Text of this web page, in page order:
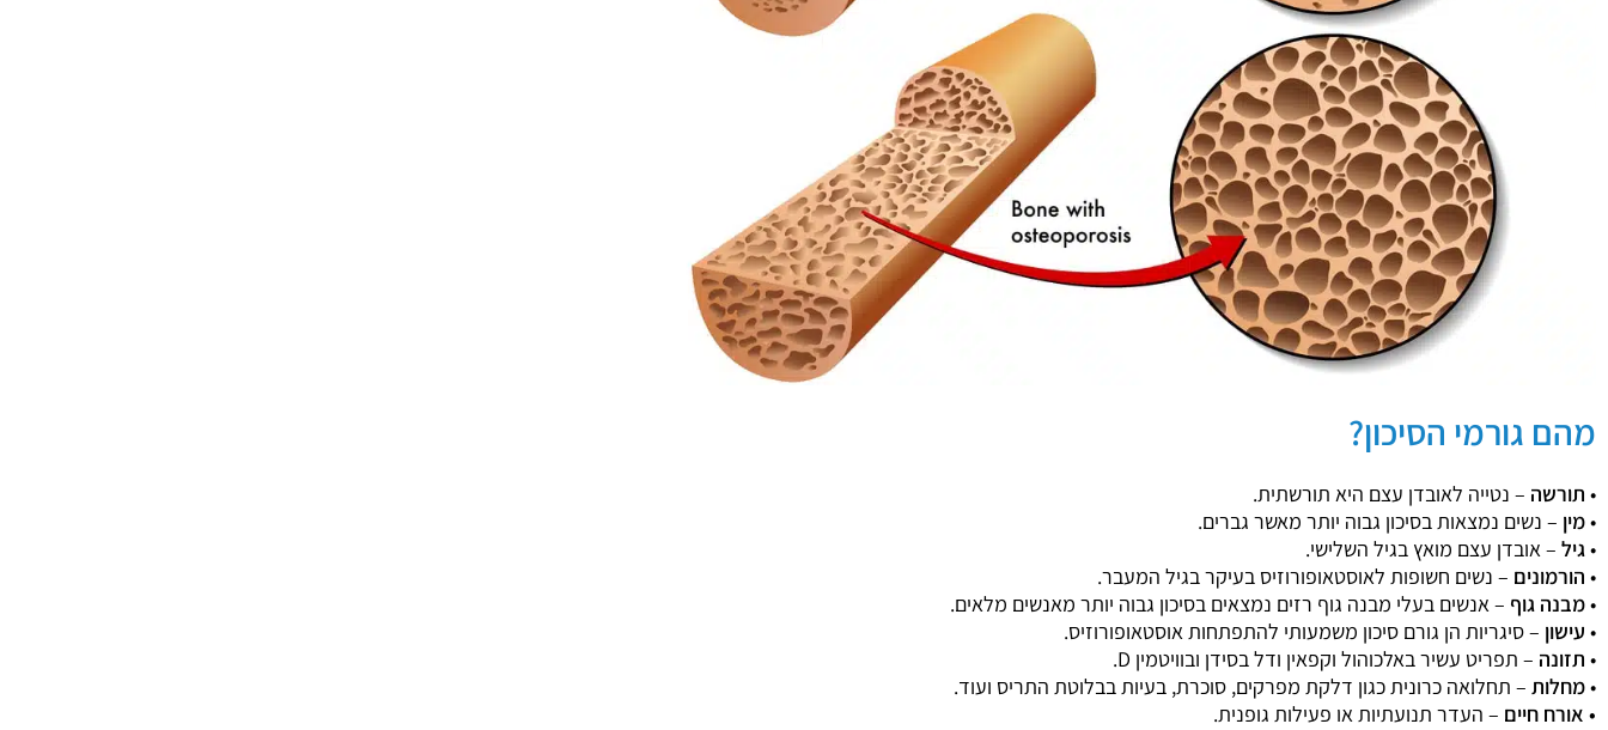
מהם גורמי הסיכון?
• תורשה – נטייה לאובדן עצם היא תורשתית.
•מין – נשים נמצאות בסיכון גבוה יותר מאשר גברים.
•גיל – אובדן עצם מואץ בגיל השלישי.
• הורמונים – נשים חשופות לאוסטאופורוזיס בעיקר בגיל המעבר.
•מבנה גוף – אנשים בעלי מבנה גוף רזים נמצאים בסיכון גבוה יותר מאנשים מלאים.
• עישון – סיגריות הן גורם סיכון משמעותי להתפתחות אוסטאופורוזיס.
• תזונה – תפריט עשיר באלכוהול וקפאין ודל בסידן ובוויטמין D.
•מחלות – תחלואה כרונית כגון דלקת מפרקים, סוכרת, בעיות בבלוטת התריס ועוד.
• אורח חיים – העדר תנועתיות או פעילות גופנית.